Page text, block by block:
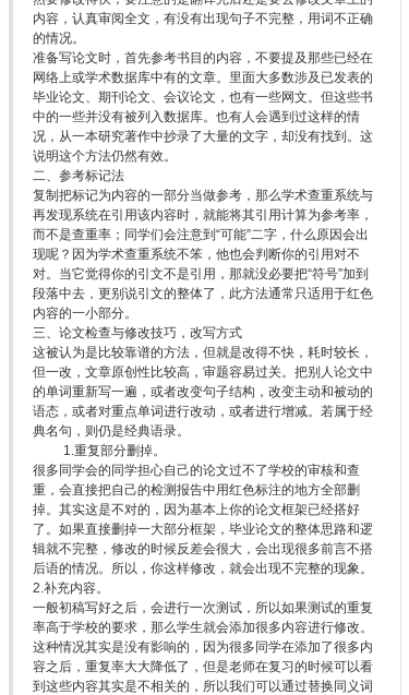
内容，认真审阅全文，有没有出现句子不完整，用词不正确
的情况。
准备写论文时，首先参考书目的内容，不要提及那些已经在
网络上或学术数据库中有的文章。里面大多数涉及已发表的
毕业论文、期刊论文、会议论文，也有一些网文。但这些书
中的一些并没有被列入数据库。也有人会遇到过这样的情
况，从一本研究著作中抄录了大量的文字，却没有找到。这
说明这个方法仍然有效。
二、参考标记法
复制把标记为内容的一部分当做参考，那么学术查重系统与
再发现系统在引用该内容时，就能将其引用计算为参考率，
而不是查重率；同学们会注意到“可能”二字，什么原因会出
现呢？因为学术查重系统不笨，他也会判断你的引用对不
对。当它觉得你的引文不是引用，那就没必要把“符号”加到
段落中去，更别说引文的整体了，此方法通常只适用于红色
内容的一小部分。
三、论文检查与修改技巧，改写方式
这被认为是比较靠谱的方法，但就是改得不快，耗时较长，
但一改，文章原创性比较高，审题容易过关。把别人论文中
的单词重新写一遍，或者改变句子结构，改变主动和被动的
语态，或者对重点单词进行改动，或者进行增减。若属于经
典名句，则仍是经典语录。
1.重复部分删掉。
很多同学会的同学担心自己的论文过不了学校的审核和查
重，会直接把自己的检测报告中用红色标注的地方全部删
掉。其实这是不对的，因为基本上你的论文框架已经搭好
了。如果直接删掉一大部分框架，毕业论文的整体思路和逻
辑就不完整，修改的时候反差会很大，会出现很多前言不搭
后语的情况。所以，你这样修改，就会出现不完整的现象。
2.补充内容。
一般初稿写好之后，会进行一次测试，所以如果测试的重复
率高于学校的要求，那么学生就会添加很多内容进行修改。
这种情况其实是没有影响的，因为很多同学在添加了很多内
容之后，重复率大大降低了，但是老师在复习的时候可以看
到这些内容其实是不相关的，所以我们可以通过替换同义词